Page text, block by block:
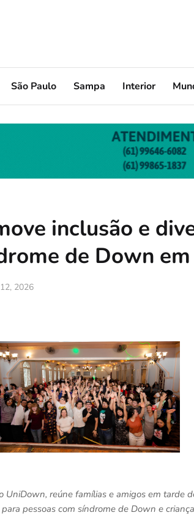
São Paulo Sampa Interior
inclusão e
de Down
2026
reúne famílias e amigos em tarde
pessoas com síndrome de Down e